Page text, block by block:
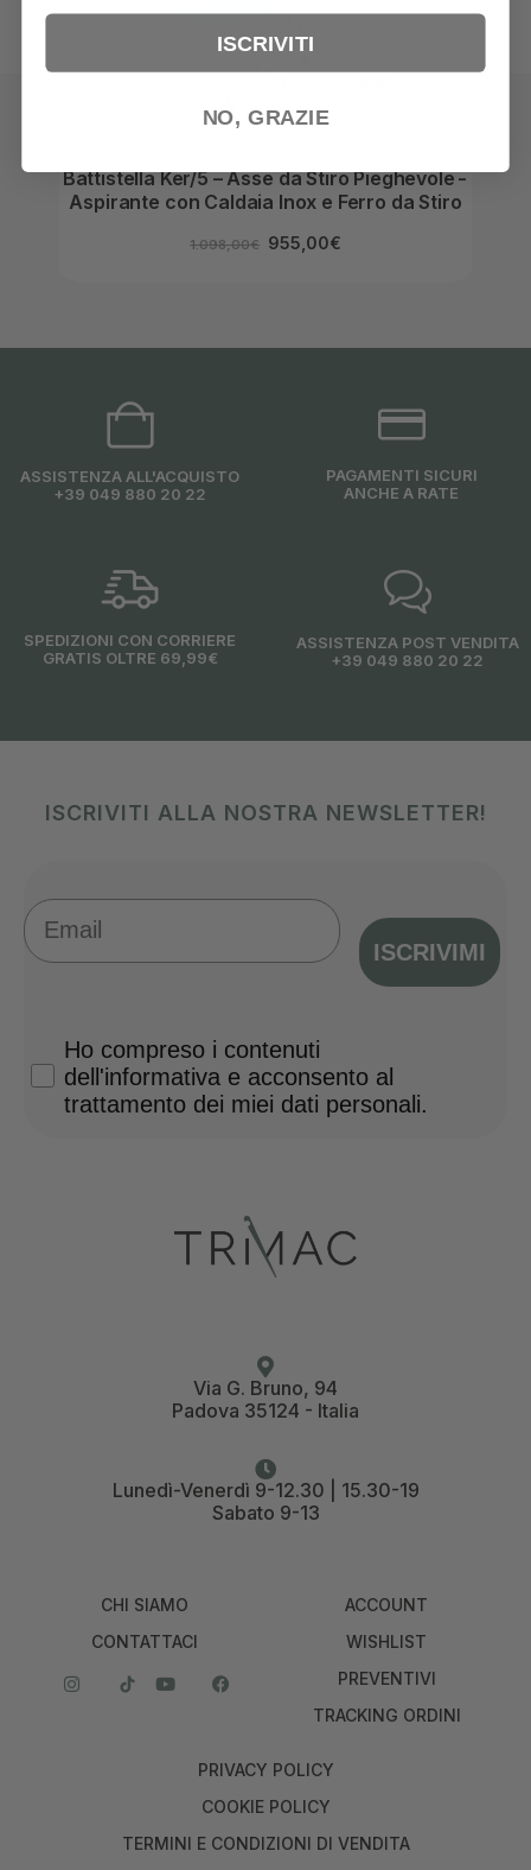
Battistella Ker/5 – Asse da Stiro Pieghevole –
Aspirante con Caldaia Inox e Ferro da Stiro
1.098,00€ 955,00€
ASSISTENZA ALL'ACQUISTO
+39 049 880 20 22
PAGAMENTI SICURI
ANCHE A RATE
SPEDIZIONI CON CORRIERE
GRATIS OLTRE 69,99€
ASSISTENZA POST VENDITA
+39 049 880 20 22
ISCRIVITI ALLA NOSTRA NEWSLETTER!
Email
ISCRIVIMI
Privacy Policy
Ho compreso i contenuti
dell'informativa e acconsento al
trattamento dei miei dati personali.
Via G. Bruno, 94
Padova 35124 - Italia
Lunedì-Venerdì 9-12.30 | 15.30-19
Sabato 9-13
CHI SIAMO
CONTATTACI
ACCOUNT
WISHLIST
PREVENTIVI
TRACKING ORDINI
PRIVACY POLICY
COOKIE POLICY
TERMINI E CONDIZIONI DI VENDITA
ISCRIVITI
NO, GRAZIE